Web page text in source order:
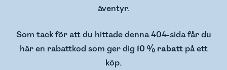
äventyr.
Som tack för att du hittade denna 404-sida får du
här en rabattkod som ger dig 10 % rabattpå ett
köp.